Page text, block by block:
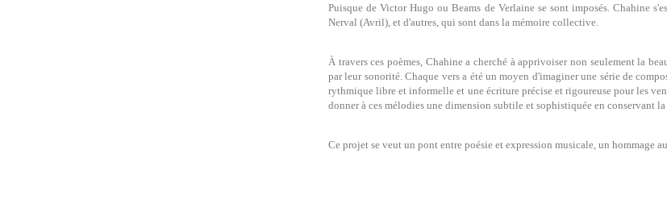
Puisque de Victor Hugo ou Beams de Verlaine se sont imposés. Chahine
Nerval (Avril), et d'autres, qui sont dans la mémoire collective.
À travers ces poèmes, Chahine a cherché à apprivoiser non seulement la
par leur sonorité. Chaque vers a été un moyen d'imaginer une série de
rythmique libre et informelle et une écriture précise et rigoureuse pour les
donner à ces mélodies une dimension subtile et sophistiquée en conservant
Ce projet se veut un pont entre poésie et expression musicale, un hommage